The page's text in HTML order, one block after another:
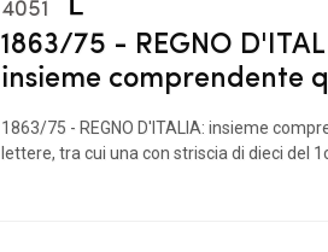
4051
1863/75 - REGNO
insieme comprendente
1863/75 - REGNO D'ITALIA: insieme
lettere, tra cui una con striscia di dieci del